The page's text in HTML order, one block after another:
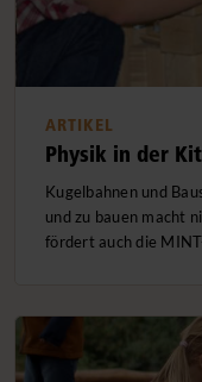
ARTIKEL
Physik in der
Kugelbahnen und
und zu bauen macht
fördert auch die